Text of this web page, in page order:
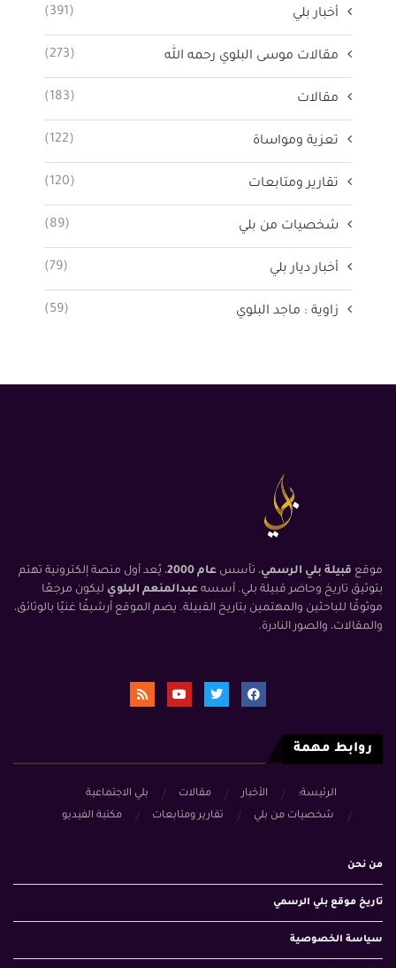
أخبار بلي (391)
مقالات موسى البلوي رحمه الله (273)
مقالات (183)
تعزية ومواساة (122)
تقارير ومتابعات (120)
شخصيات من بلي (89)
أخبار ديار بلي (79)
زاوية : ماجد البلوي (59)
موقع قبيلة بلي الرسمي، تأسس عام 2000
، يُعد أول منصة إلكترونية تهتم
بتوثيق تاريخ وحاضر قبيلة بلي. أسسه عبدالمنعم البلوي ليكون مرجعًا
موثوقًا للباحثين والمهتمين بتاريخ القبيلة. يضم الموقع أرشيفًا غنيًا بالوثائق،
والمقالات، والصور النادرة.
روابط مهمة
الرئيسة: الأخبار مقالات
بلي الاجتماعية
شخصيات من بلي
تقارير ومتابعات مكتبة الفيديو
من نحن
تاريخ موقع بلي الرسمي
سياسة الخصوصية